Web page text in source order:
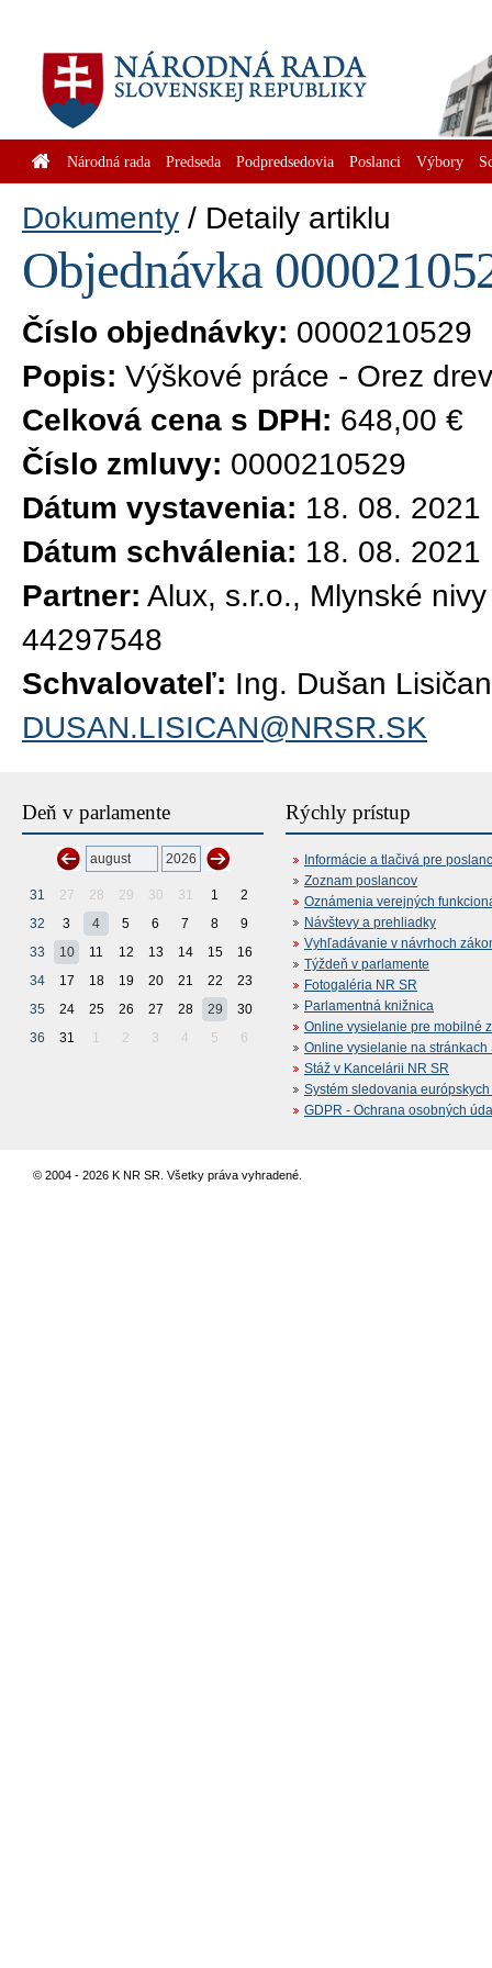
Národná rada Predseda Podpredsedovia Poslanci Výbory
Dokumenty Detaily artiklu
Objednávka
Číslo objednávky: 0000210529
Popis: Výškové práce - Orez
Celková cena s DPH: 648,00 €
Číslo zmluvy: 0000210529
Dátum vystavenia: 18. 08. 2021
Dátum schválenia: 18. 08. 2021
Partner: Alux, s.r.o., Mlynské
44297548
Schvalovateľ: Ing. Dušan
DUSAN.LISICAN@NRSR.SK
Deň v parlamente
31 27 28 29 30 31 1
2
32
3 4 5 6 7 8
9
33
10 11 12 13 14 15
16
34
17 18 19 20 21 22
23
35
24 25 26 27 28 29
30
36
31 1 2 3 4 5 6
Rýchly prístup
Informácie a tlačivá pre
Zoznam poslancov
Oznámenia verejných
Návštevy a prehliadky
Vyhľadávanie v návrhoch
Týždeň v parlamente
Fotogaléria NR SR
Parlamentná knižnica
Online vysielanie pre mobilné
Online vysielanie na stránkach
Stáž v Kancelárii NR SR
Systém sledovania
GDPR - Ochrana osobných
© 2004 - 2026 K NR SR. Všetky práva vyhradené.